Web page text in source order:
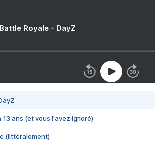
Royale - DayZ
13 ans (et vous l'avez ignoré)
(littéralement)